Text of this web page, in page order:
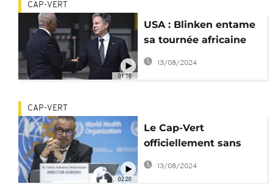
01:10
CAP-VERT
USA : Blinken entame
sa tournée africaine
par le Cap-Vert
13/08/2024
02:20
CAP-VERT
Le Cap-Vert
officiellement sans
paludisme, confirme
13/08/2024